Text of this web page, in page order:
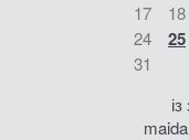
17
18
24
25
31